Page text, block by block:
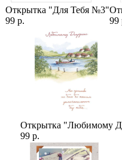
Открытка "Для Тебя №3"
99 р.
99
Открытка "Любимому
99 р.